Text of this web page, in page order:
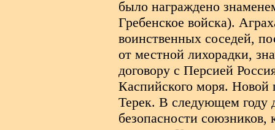
было награждено
Гребенское войска).
воинственных соседей,
от местной лихорадки,
договору с Персией
Каспийского моря. Новой
Терек. В следующем году
безопасности союзников,